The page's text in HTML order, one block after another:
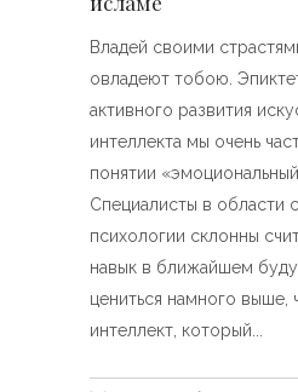
Владей своими
овладеют тобою.
активного развития
интеллекта мы очень
понятии «эмоциональный
Специалисты в области
психологии склонны
навык в ближайшем
цениться намного выше,
интеллект, который